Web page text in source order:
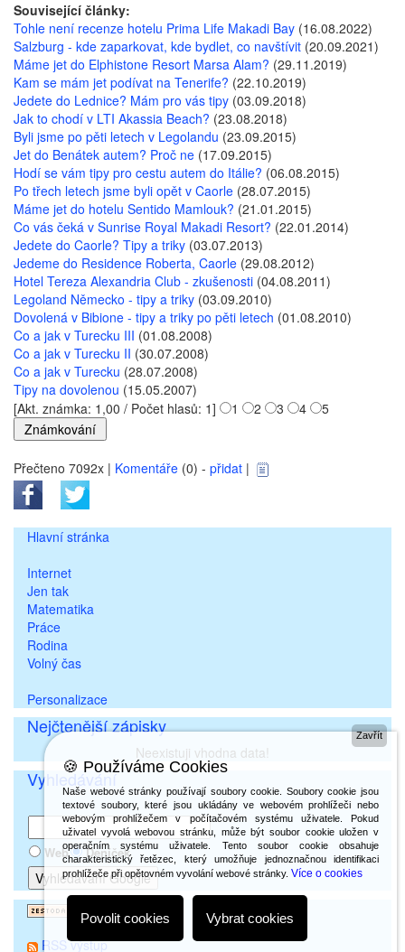
Související články:
Tohle není recenze hotelu Prima Life Makadi Bay (16.08.2022)
Salzburg - kde zaparkovat, kde bydlet, co navštívit (20.09.2021)
Máme jet do Elphistone Resort Marsa Alam? (29.11.2019)
Kam se mám jet podívat na Tenerife? (22.10.2019)
Jedete do Lednice? Mám pro vás tipy (03.09.2018)
Jak to chodí v LTI Akassia Beach? (23.08.2018)
Byli jsme po pěti letech v Legolandu (23.09.2015)
Jet do Benátek autem? Proč ne (17.09.2015)
Hodí se vám tipy pro cestu autem do Itálie? (06.08.2015)
Po třech letech jsme byli opět v Caorle (28.07.2015)
Máme jet do hotelu Sentido Mamlouk? (21.01.2015)
Co vás čeká v Sunrise Royal Makadi Resort? (22.01.2014)
Jedete do Caorle? Tipy a triky (03.07.2013)
Jedeme do Residence Roberta, Caorle (29.08.2012)
Hotel Tereza Alexandria Club - zkušenosti (04.08.2011)
Legoland Německo - tipy a triky (03.09.2010)
Dovolená v Bibione - tipy a triky po pěti letech (01.08.2010)
Co a jak v Turecku III (01.08.2008)
Co a jak v Turecku II (30.07.2008)
Co a jak v Turecku (28.07.2008)
Tipy na dovolenou (15.05.2007)
[Akt. známka: 1,00 / Počet hlasů: 1]
1 2 3 4 5
Přečteno 7092x | Komentáře (0) - přidat |
Hlavní stránka
Internet
Jen tak
Matematika
Práce
Rodina
Volný čas
Personalizace
Nejčtenější zápisky
Neexistuji vhodna data!
Vyhledávání
Web Deníček
RSS výstup
Zavřít
🍪 Používáme Cookies
Naše webové stránky používají soubory cookie. Soubory cookie jsou
textové soubory, které jsou ukládány ve webovém prohlížeči nebo
webovým prohlížečem v počítačovém systému uživatele. Pokud
uživatel vyvolá webovou stránku, může být soubor cookie uložen v
operačním systému uživatele. Tento soubor cookie obsahuje
charakteristický řetězec, který umožňuje jednoznačnou identifikaci
prohlížeče při opětovném vyvolání webové stránky.Více o cookies
Povolit cookies Vybrat cookies